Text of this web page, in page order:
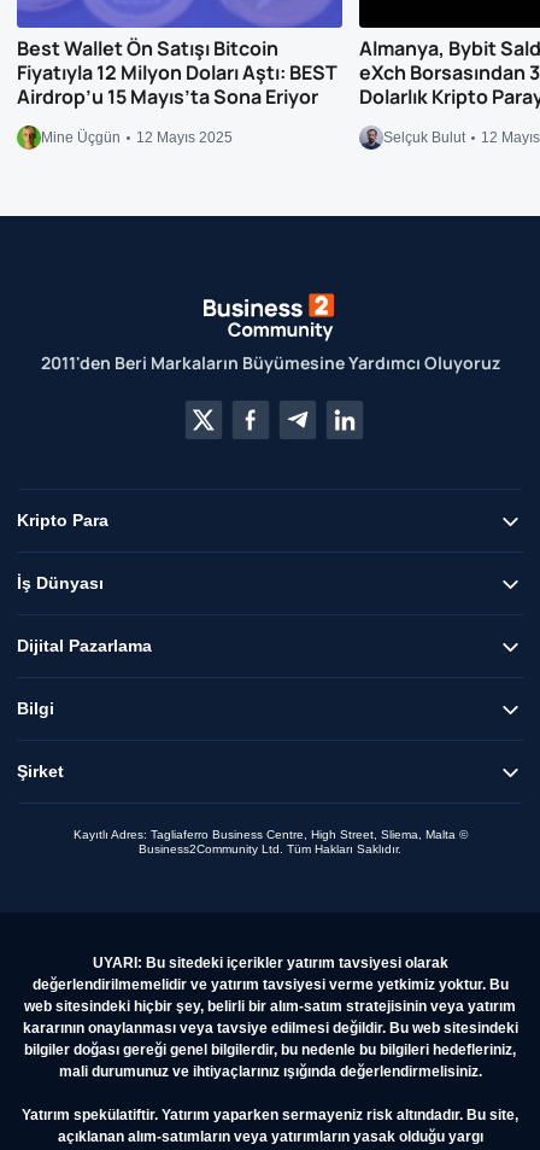
Best Wallet Ön Satışı Bitcoin
Fiyatıyla 12 Milyon Doları Aştı: BEST
Airdrop’u 15 Mayıs’ta Sona Eriyor
Mine Üçgün 12 Mayıs 2025
Almanya, Bybit
eXch Borsasından
Dolarlık Kripto
Selçuk Bulut 12
2011'den Beri Markaların Büyümesine Yardımcı Oluyoruz
Kripto Para
İş Dünyası
Dijital Pazarlama
Bilgi
Şirket
Kayıtlı Adres: Tagliaferro Business Centre, High Street, Sliema, Malta ©
Business2Community Ltd. Tüm Hakları Saklıdır.
UYARI: Bu sitedeki içerikler yatırım tavsiyesi olarak
değerlendirilmemelidir ve yatırım tavsiyesi verme yetkimiz yoktur. Bu
web sitesindeki hiçbir şey, belirli bir alım-satım stratejisinin veya yatırım
kararının onaylanması veya tavsiye edilmesi değildir. Bu web sitesindeki
bilgiler doğası gereği genel bilgilerdir, bu nedenle bu bilgileri hedefleriniz,
mali durumunuz ve ihtiyaçlarınız ışığında değerlendirmelisiniz.
Yatırım spekülatiftir. Yatırım yaparken sermayeniz risk altındadır. Bu site,
açıklanan alım-satımların veya yatırımların yasak olduğu yargı